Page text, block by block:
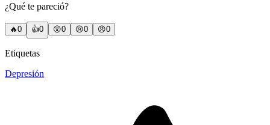
¿Qué te pareció?
🔥0 👍0 😲0 😢0 😠0
Etiquetas
Depresión